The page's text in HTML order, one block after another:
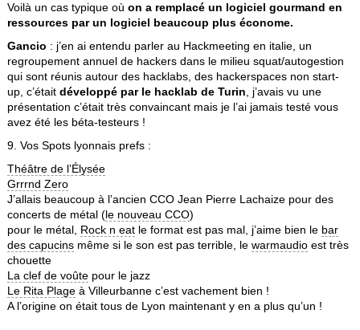
Voilà un cas typique où on a remplacé un logiciel gourmand en
ressources par un logiciel beaucoup plus économe.
Gancio : j’en ai entendu parler au Hackmeeting en italie, un
regroupement annuel de hackers dans le milieu squat/autogestion
qui sont réunis autour des hacklabs, des hackerspaces non start-
up, c’était développé par le hacklab de Turin, j’avais vu une
présentation c’était très convaincant mais je l’ai jamais testé vous
avez été les béta-testeurs !
9. Vos Spots lyonnais prefs :
Théâtre de l’Élysée
Grrrnd Zero
J’allais beaucoup à l’ancien CCO Jean Pierre Lachaize pour des
concerts de métal (le nouveau CCO)
pour le métal, Rock n eatle format est pas mal, j’aime bien le bar
des capucinsmême si le son est pas terrible, le warmaudioest très
chouette
La clef de voûtepour le jazz
Le Rita Plageà Villeurbanne c’est vachement bien !
A l’origine on était tous de Lyon maintenant y en a plus qu’un !